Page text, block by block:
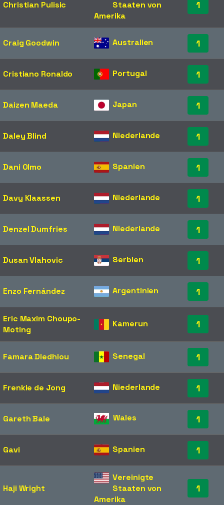
Christian Pulisic
Staaten von
Amerika
1
Craig Goodwin Australien 1
Cristiano Ronaldo Portugal 1
Daizen Maeda Japan 1
Daley Blind Niederlande 1
Dani Olmo Spanien 1
Davy Klaassen Niederlande 1
Denzel Dumfries Niederlande 1
Dusan Vlahovic Serbien 1
Enzo Fernández Argentinien 1
Eric Maxim Choupo-
Moting
Kamerun 1
Famara Diedhiou Senegal 1
Frenkie de Jong Niederlande 1
Gareth Bale Wales 1
Gavi Spanien 1
Haji Wright
Vereinigte
Staaten von
Amerika
1